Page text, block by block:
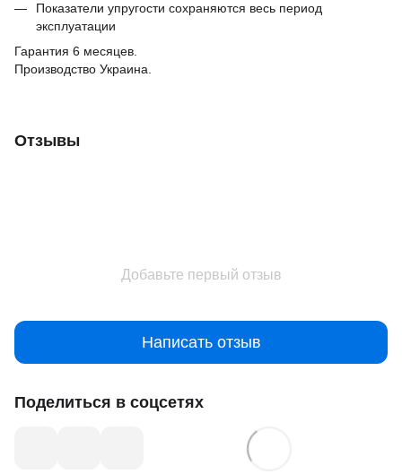
Показатели упругости сохраняются весь период
эксплуатации
Гарантия 6 месяцев.
Производство Украина.
Отзывы
Добавьте первый отзыв
Написать отзыв
Поделиться в соцсетях